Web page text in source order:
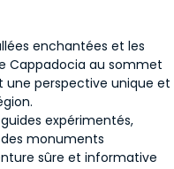
enchantées et les
Cappadocia au sommet
perspective unique et
expérimentés,
monuments
sûre et informative